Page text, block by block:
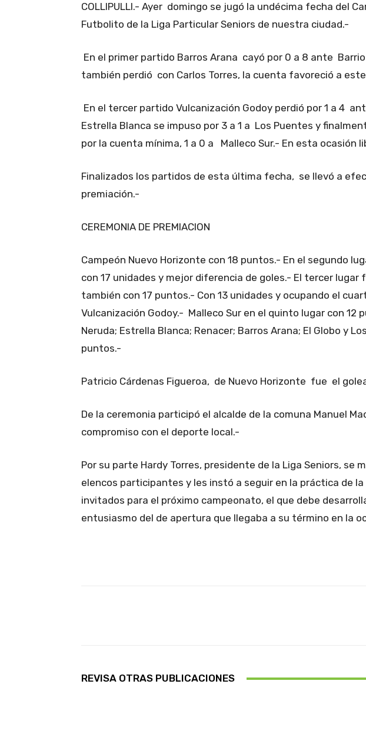
COLLIPULLI.- Ayer domingo se jugó la undécima fecha del
Futbolito de la Liga Particular Seniors de nuestra ciudad.-
En el primer partido Barros Arana cayó por 0 a 8 ante
también perdió con Carlos Torres, la cuenta favoreció a
En el tercer partido Vulcanización Godoy perdió por 1 a 4
Estrella Blanca se impuso por 3 a 1 a Los Puentes y
por la cuenta mínima, 1 a 0 a Malleco Sur.- En esta ocasión
Finalizados los partidos de esta última fecha, se llevó a
premiación.-
CEREMONIA DE PREMIACION
Campeón Nuevo Horizonte con 18 puntos.- En el segundo
con 17 unidades y mejor diferencia de goles.- El tercer lugar
también con 17 puntos.- Con 13 unidades y ocupando el
Vulcanización Godoy.- Malleco Sur en el quinto lugar con 12
Neruda; Estrella Blanca; Renacer; Barros Arana; El Globo y
puntos.-
Patricio Cárdenas Figueroa, de Nuevo Horizonte fue el
De la ceremonia participó el alcalde de la comuna Manuel
compromiso con el deporte local.-
Por su parte Hardy Torres, presidente de la Liga Seniors, se
elencos participantes y les instó a seguir en la práctica de
invitados para el próximo campeonato, el que debe
entusiasmo del de apertura que llegaba a su término en la
REVISA OTRAS PUBLICACIONES